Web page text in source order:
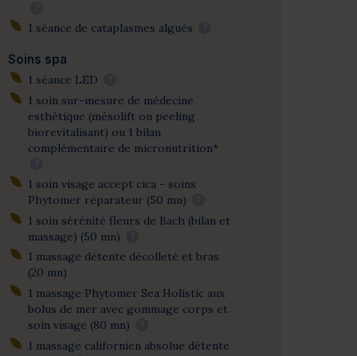
1 séance de cataplasmes algués
Soins spa
1 séance LED
1 soin sur-mesure de médecine
esthétique (mésolift ou peeling
biorevitalisant) ou 1 bilan
complémentaire de micronutrition*
1 soin visage accept cica - soins
Phytomer réparateur (50 mn)
1 soin sérénité fleurs de Bach (bilan et
massage) (50 mn)
1 massage détente décolleté et bras
(20 mn)
1 massage Phytomer Sea Holistic aux
bolus de mer avec gommage corps et
soin visage (80 mn)
1 massage californien absolue détente